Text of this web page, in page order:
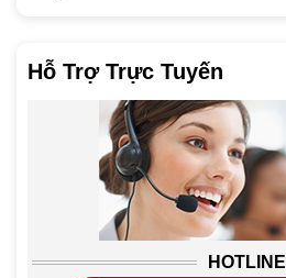
Hỗ Trợ Trực Tuyến
HOTLINE